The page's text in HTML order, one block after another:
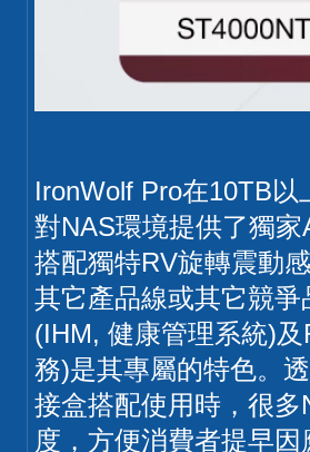
IronWolf Pro在10TB
對NAS環境提供了獨
搭配獨特RV旋轉震動
其它產品線或其它競
(IHM, 健康管理系統)
務)是其專屬的特色。
接盒搭配使用時，很
度，方便消費者提早因